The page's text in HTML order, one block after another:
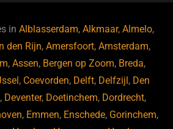
inAlblasserdam,Alkmaar,Almelo,
den Rijn,Amersfoort,Amsterdam,
,Assen, Bergen op Zoom, Breda,
, Coevorden, Delft, Delfzijl, Den
, Deventer, Doetinchem, Dordrecht,
, Emmen, Enschede, Gorinchem,